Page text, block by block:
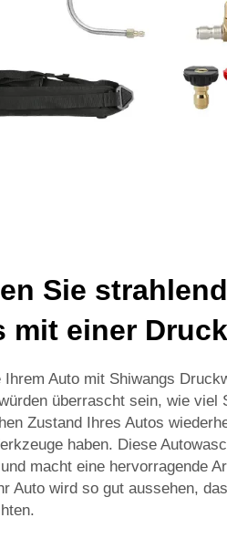
Sie
mit einer
Ihrem Auto mit Shiwangs
überrascht sein, wie viel
Zustand Ihres Autos
haben. Diese
macht eine hervorragende
Auto wird so gut aussehen,